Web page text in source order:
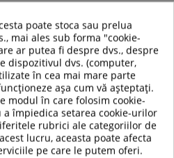
poate stoca sau prelua
mai ales sub forma "cookie-
ar putea fi despre dvs., despre
dispozitivul dvs. (computer,
în cea mai mare parte
așa cum vă așteptați.
modul în care folosim cookie-
împiedica setarea cookie-urilor
rubrici ale categoriilor de
lucru, aceasta poate afecta
pe care le putem oferi.